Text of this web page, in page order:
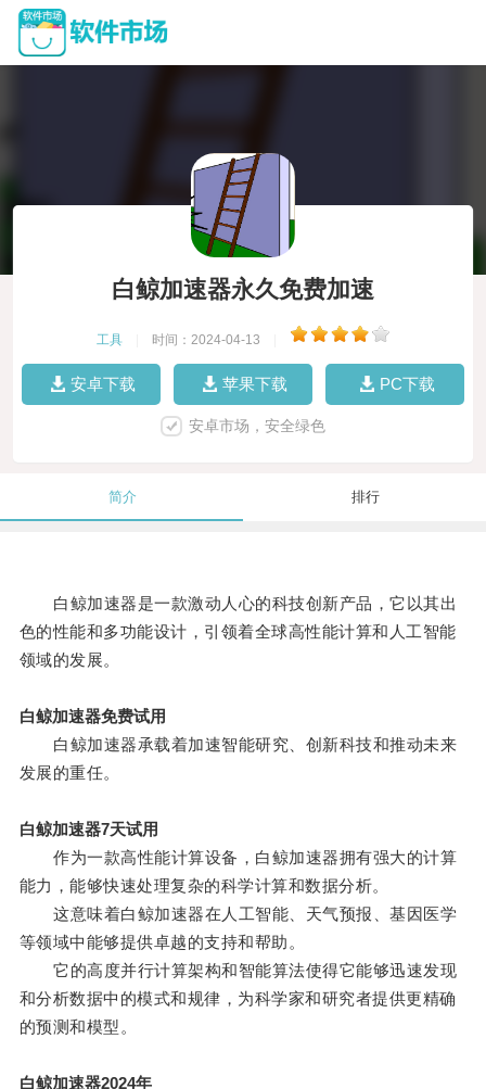
白鲸加速器永久免费加速
工具 时间：2024-04-13
安卓下载 苹果下载 PC下载
安卓市场，安全绿色
简介 排行
白鲸加速器是一款激动人心的科技创新产品，它以其出
色的性能和多功能设计，引领着全球高性能计算和人工智能
领域的发展。
白鲸加速器免费试用
白鲸加速器承载着加速智能研究、创新科技和推动未来
发展的重任。
白鲸加速器7天试用
作为一款高性能计算设备，白鲸加速器拥有强大的计算
能力，能够快速处理复杂的科学计算和数据分析。
这意味着白鲸加速器在人工智能、天气预报、基因医学
等领域中能够提供卓越的支持和帮助。
它的高度并行计算架构和智能算法使得它能够迅速发现
和分析数据中的模式和规律，为科学家和研究者提供更精确
的预测和模型。
白鲸加速器2024年